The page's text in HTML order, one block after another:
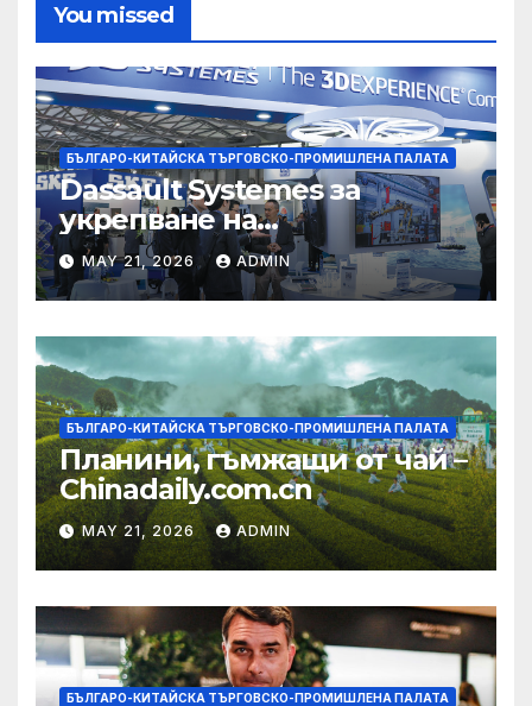
You missed
БЪЛГАРО-КИТАЙСКА ТЪРГОВСКО-ПРОМИШЛЕНА ПАЛАТА
Dassault Systemes за
укрепване на
изграждането на AI
екосистема в Китай
MAY 21, 2026 ADMIN
БЪЛГАРО-КИТАЙСКА ТЪРГОВСКО-ПРОМИШЛЕНА ПАЛАТА
Планини, гъмжащи от чай –
Chinadaily.com.cn
MAY 21, 2026 ADMIN
БЪЛГАРО-КИТАЙСКА ТЪРГОВСКО-ПРОМИШЛЕНА ПАЛАТА